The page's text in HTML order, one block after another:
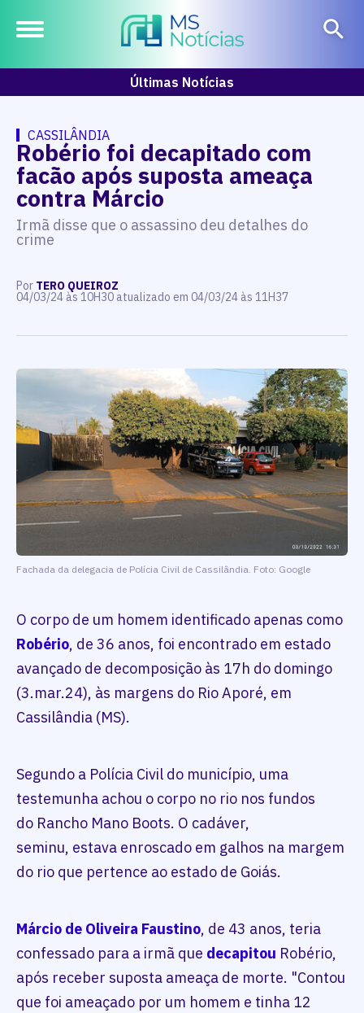
Últimas Notícias
CASSILÂNDIA
Robério foi decapitado com
facão após suposta ameaça
contra Márcio
Irmã disse que o assassino deu detalhes do
crime
Por TERO QUEIROZ
04/03/24 às 10H30 atualizado em 04/03/24 às 11H37
Fachada da delegacia de Polícia Civil de Cassilândia. Foto: Google
O corpo de um homem identificado apenas como
Robério, de 36 anos, foi encontrado em estado
avançado de decomposição às 17h do domingo
(3.mar.24), às margens do Rio Aporé, em
Cassilândia (MS).
Segundo a Polícia Civil do município, uma
testemunha achou o corpo no rio nos fundos
do Rancho Mano Boots. O cadáver,
seminu, estava enroscado em galhos na margem
do rio que pertence ao estado de Goiás.
Márcio de Oliveira Faustino, de 43 anos, teria
confessado para a irmã que decapitou Robério,
após receber suposta ameaça de morte. "Contou
que foi ameaçado por um homem e tinha 12